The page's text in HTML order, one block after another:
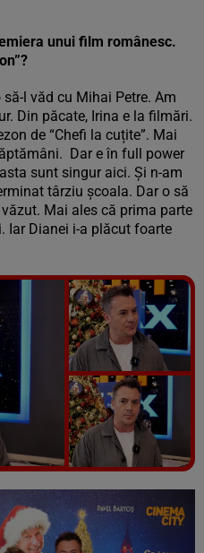
unui film românesc.
să-l văd cu Mihai Petre. Am
Din păcate, Irina e la filmări.
de “Chefi la cuțite”. Mai
Dar e în full power
sunt singur aici. Și n-am
târziu școala. Dar o să
Mai ales că prima parte
Iar Dianei i-a plăcut foarte
Vezi galeria foto
5 poze